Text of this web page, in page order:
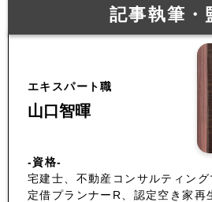
記事執筆・
エキスパート職
山口智暉
-資格-
宅建士、不動産コンサルティング
定借プランナーR、認定空き家再